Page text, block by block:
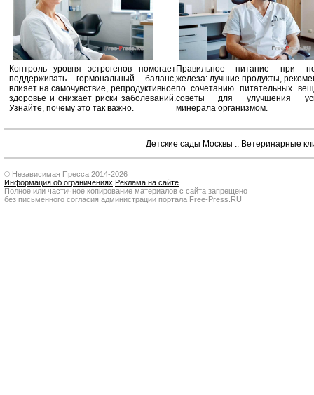
Контроль уровня эстрогенов помогает
поддерживать гормональный баланс,
влияет на самочувствие, репродуктивное
здоровье и снижает риски заболеваний.
Узнайте, почему это так важно.
Правильное питание при
железа: лучшие продукты,
по сочетанию питательных
советы для улучшения
минерала организмом.
Детские сады Москвы :: Ветеринарные
© Независимая Пресса 2014-2026
Информация об ограничениях Реклама на сайте
Полное или частичное копирование материалов с сайта запрещено
без письменного согласия администрации портала Free-Press.RU